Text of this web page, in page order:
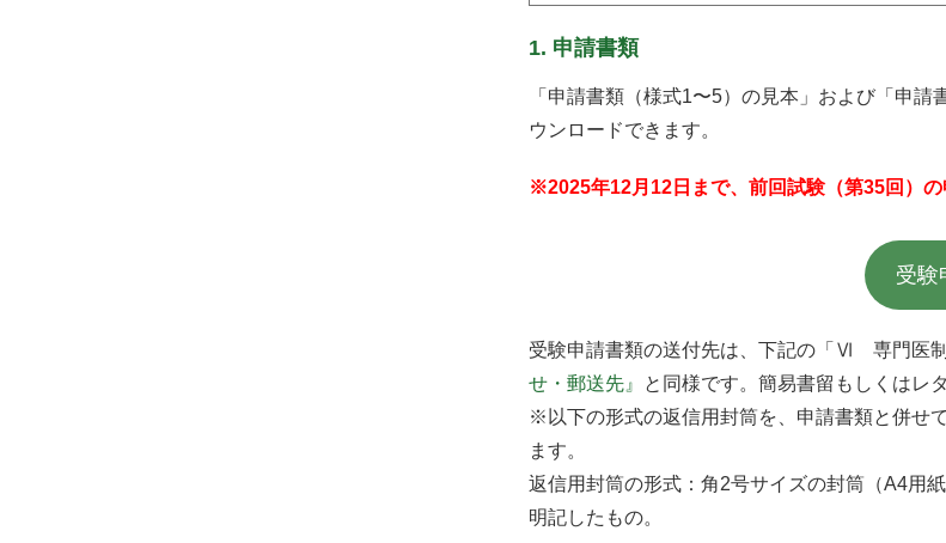
1. 申請書類
「申請書類（様式1〜5）の見本」および「申請
ウンロードできます。
※2025年12月12日まで、前回試験（第35回）
受験
受験申請書類の送付先は、下記の「Ⅵ 専門医
せ・郵送先』
と同様です。簡易書留もしくはレ
※以下の形式の返信用封筒を、申請書類と併せ
ます。
返信用封筒の形式：角2号サイズの封筒（A4用
明記したもの。